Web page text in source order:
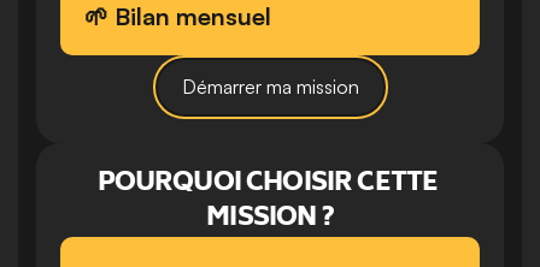
🌱 Bilan mensuel
Démarrer ma mission
POURQUOI CHOISIR CETTE
MISSION ?